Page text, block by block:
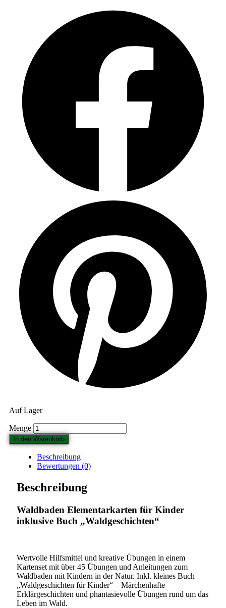
Auf Lager
Kartenset
-
Waldbaden-
Elementarkarten
für
Kinder
Menge
In den Warenkorb
Beschreibung
Bewertungen (0)
Beschreibung
Waldbaden Elementarkarten für Kinder
inklusive Buch „Waldgeschichten“
Wertvolle Hilfsmittel und kreative Übungen in einem
Kartenset mit über 45 Übungen und Anleitungen zum
Waldbaden mit Kindern in der Natur. Inkl. kleines Buch
„Waldgeschichten für Kinder“ – Märchenhafte
Erklärgeschichten und phantasievolle Übungen rund um das
Leben im Wald.